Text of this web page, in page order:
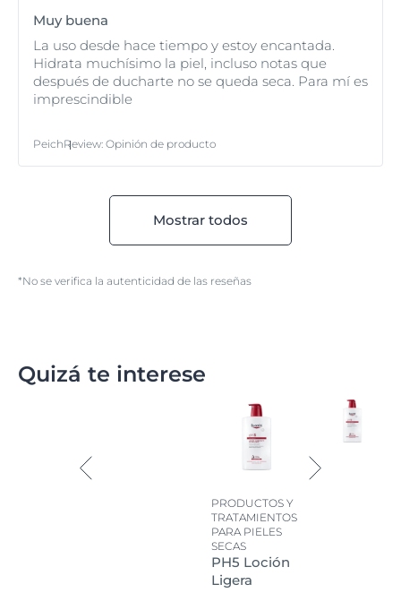
Muy buena
La uso desde hace tiempo y estoy encantada.
Hidrata muchísimo la piel, incluso notas que
después de ducharte no se queda seca. Para mí es
imprescindible
PeichReview: Opinión de producto
Mostrar todos
*No se verifica la autenticidad de las reseñas
Quizá te interese
PRODUCTOS Y
TRATAMIENTOS
PARA PIELES
SECAS
PH5 Loción
Ligera